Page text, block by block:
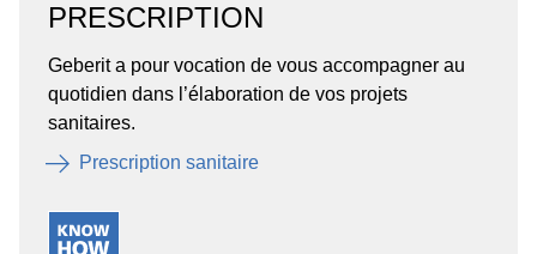
PRESCRIPTION
Geberit a pour vocation de vous accompagner au
quotidien dans l’élaboration de vos projets
sanitaires.
Prescription sanitaire